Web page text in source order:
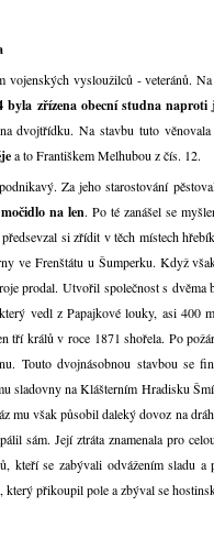
vysloužilců - veteránů.
byla zřízena obecní studna naproti
dvojtřídku. Na stavbu tuto
a to Františkem Melhubou z čís. 12.
Za jeho starostování
na len. Po té zanášel se
si zřídit v těch místech
ve Frenštátu u Šumperku. Když
prodal. Utvořil společnost s dvěma
vedl z Papajkové louky, asi 400
tří králů v roce 1871 shořela. Po
Touto dvojnásobnou stavbou se
sladovny na Klášterním Hradisku
mu však působil daleký dovoz na
sám. Její ztráta znamenala pro
se zabývali odvážením sladu a
přikoupil pole a zbýval se